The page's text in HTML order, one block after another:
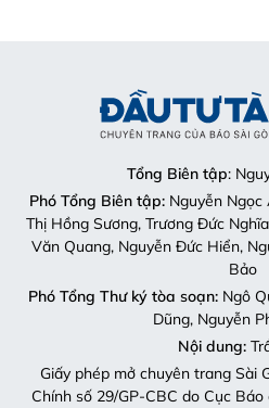
Tổng Biên tập:
Phó Tổng Biên tập:Nguyễn Ngọc
Thị Hồng Sương, Trương Đức
Văn Quang, Nguyễn Đức Hiển,
Bảo
Phó Tổng Thư ký tòa soạn:Ngô
Dũng, Nguyễn
Nội dung:
Giấy phép mở chuyên trang Sài
Chính số 29/GP-CBC do Cục